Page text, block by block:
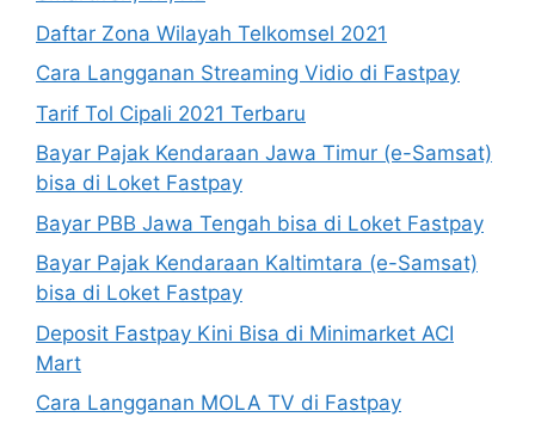
Daftar Zona Wilayah Telkomsel 2021
Cara Langganan Streaming Vidio di Fastpay
Tarif Tol Cipali 2021 Terbaru
Bayar Pajak Kendaraan Jawa Timur (e-Samsat)
bisa di Loket Fastpay
Bayar PBB Jawa Tengah bisa di Loket Fastpay
Bayar Pajak Kendaraan Kaltimtara (e-Samsat)
bisa di Loket Fastpay
Deposit Fastpay Kini Bisa di Minimarket ACI
Mart
Cara Langganan MOLA TV di Fastpay